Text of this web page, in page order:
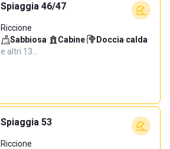
Spiaggia 46/47
Riccione
Sabbiosa· Cabine· Doccia calda·
e altri 13…
Spiaggia 53
Riccione